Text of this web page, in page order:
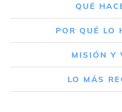
QUÉ
POR QUÉ LO
MISIÓN Y
LO MÁS